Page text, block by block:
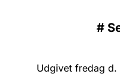
#
Udgivet fredag